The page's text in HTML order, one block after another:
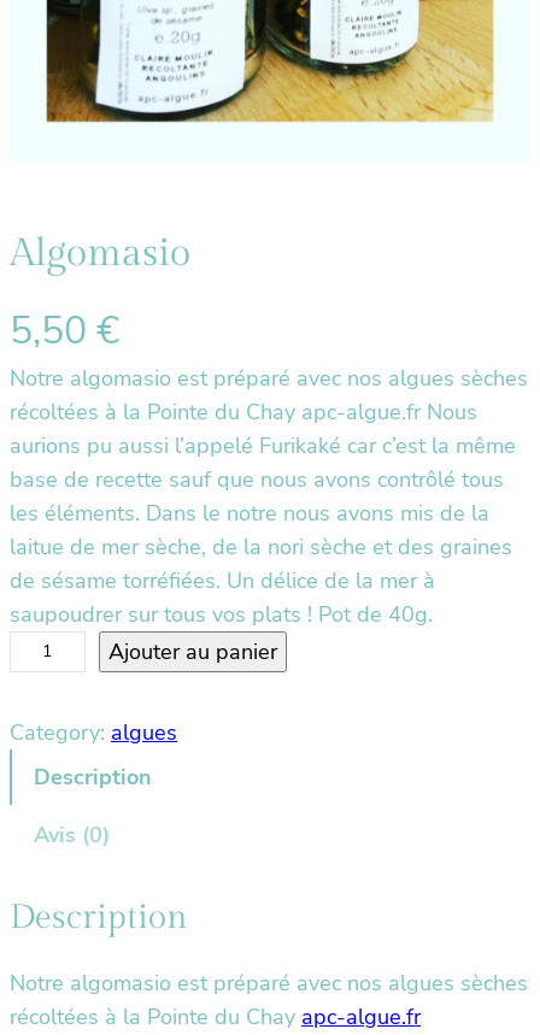
Algomasio
5,50 €
Notre algomasio est préparé avec nos algues sèches
récoltées à la Pointe du Chay apc-algue.fr Nous
aurions pu aussi l’appelé Furikaké car c’est la même
base de recette sauf que nous avons contrôlé tous
les éléments. Dans le notre nous avons mis de la
laitue de mer sèche, de la nori sèche et des graines
de sésame torréfiées. Un délice de la mer à
saupoudrer sur tous vos plats ! Pot de 40g.
u
n
d
A
l
Ajouter au panier
Category: algues
Description
Avis (0)
Description
Notre algomasio est préparé avec nos algues sèches
récoltées à la Pointe du Chay apc-algue.fr